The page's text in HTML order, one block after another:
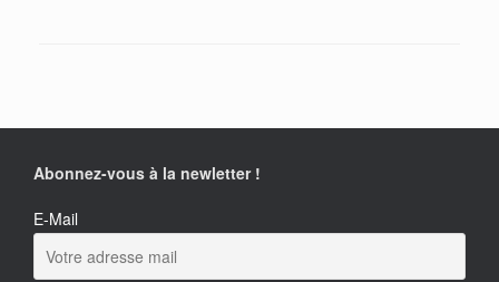
Abonnez-vous à la newletter !
E-Mail